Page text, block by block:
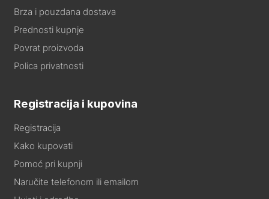
Brza i pouzdana dostava
Prednosti kupnje
Povrat proizvoda
Polica privatnosti
Registracija i kupovina
Registracija
Kako kupovati
Pomoć pri kupnji
Naručite telefonom ili emailom